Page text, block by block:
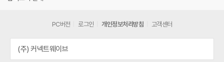
PC버전 로그인 개인정보처리방침 고객센터
(주) 커넥트웨이브